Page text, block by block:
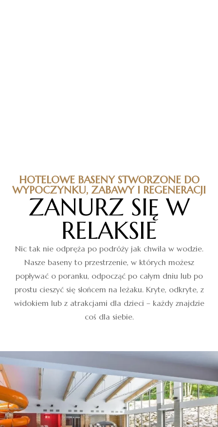
HOTELOWE BASENY STWORZONE DO
WYPOCZYNKU, ZABAWY I REGENERACJI
ZANURZ SIĘ W
RELAKSIE
Nic tak nie odpręża po podróży jak chwila w wodzie.
Nasze baseny to przestrzenie, w których możesz
popływać o poranku, odpocząć po całym dniu lub po
prostu cieszyć się słońcem na leżaku. Kryte, odkryte, z
widokiem lub z atrakcjami dla dzieci – każdy znajdzie
coś dla siebie.